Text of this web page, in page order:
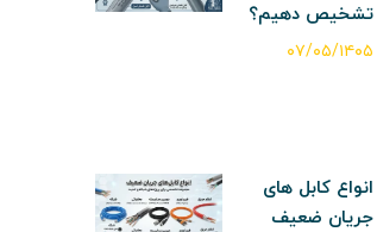
تشخیص دهیم؟
۰۷/۰۵/۱۴۰۵
انواع کابل های
جریان ضعیف